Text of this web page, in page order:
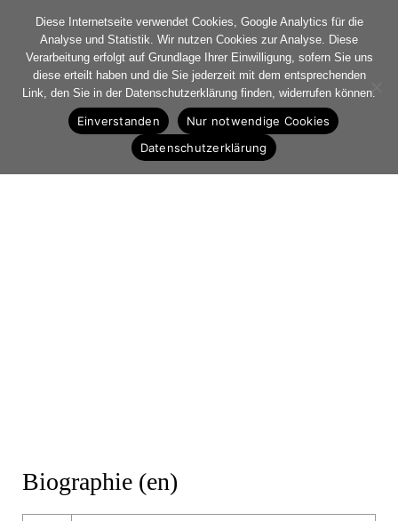
Biographie (en)
Diese Internetseite verwendet Cookies, Google Analytics für die
Analyse und Statistik. Wir nutzen Cookies zur Analyse. Diese
Verarbeitung erfolgt auf Grundlage Ihrer Einwilligung, sofern Sie uns
diese erteilt haben und die Sie jederzeit mit dem entsprechenden
Link, den Sie in der Datenschutzerklärung finden, widerrufen können.
Einverstanden
Nur notwendige Cookies
Datenschutzerklärung